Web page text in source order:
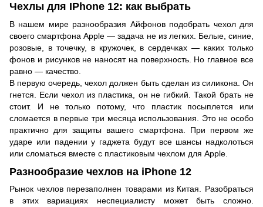
Чехлы для IPhone 12: как выбрать
В нашем мире разнообразия Айфонов подобрать чехол для
своего смартфона Apple — задача не из легких. Белые, синие,
розовые, в точечку, в кружочек, в сердечках — каких только
фонов и рисунков не наносят на поверхность. Но главное все
равно — качество.
В первую очередь, чехол должен быть сделан из силикона. Он
гнется. Если чехол из пластика, он не гибкий. Такой брать не
стоит. И не только потому, что пластик посыплется или
сломается в первые три месяца использования. Это не особо
практично для защиты вашего смартфона. При первом же
ударе или падении у гаджета будут все шансы надколоться
или сломаться вместе с пластиковым чехлом для Apple.
Разнообразие чехлов на iPhone 12
Рынок чехлов перезаполнен товарами из Китая. Разобраться
в этих вариациях неспециалисту может быть сложно.